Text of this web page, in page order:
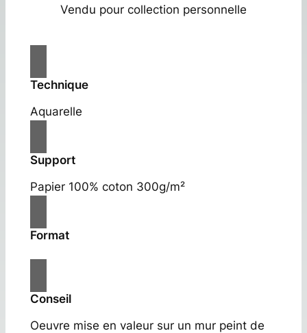
Vendu pour collection personnelle
Technique
Aquarelle
Support
Papier 100% coton 300g/m²
Format
Conseil
Oeuvre mise en valeur sur un mur peint de